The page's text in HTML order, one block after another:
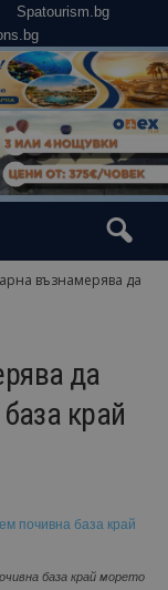
Spatourism.bg
възнамерява да
да
край
база край морето